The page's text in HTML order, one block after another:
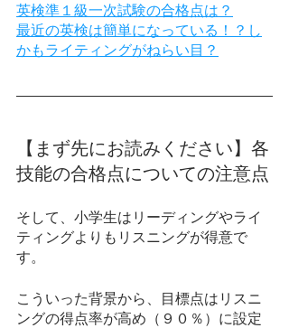
英検準１級一次試験の合格点は？
最近の英検は簡単になっている！？し
かもライティングがねらい目？
【まず先にお読みください】各
技能の合格点についての注意点
そして、小学生はリーディングやライ
ティングよりもリスニングが得意で
す。
こういった背景から、目標点はリスニ
ングの得点率が高め（９０％）に設定